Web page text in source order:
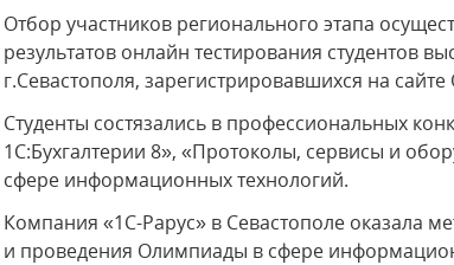
Отбор участников регионального этапа
результатов онлайн тестирования студентов
г.Севастополя, зарегистрировавшихся на
Студенты состязались в профессиональных
1C:Бухгалтерии 8», «Протоколы, сервисы и
сфере информационных технологий.
Компания «1С-Рарус» в Севастополе оказала
и проведения Олимпиады в сфере